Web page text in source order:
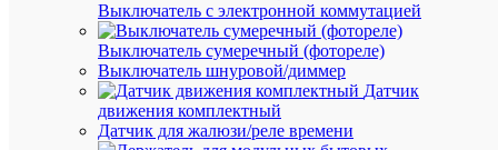
Выключатель с электронной коммутацией
Выключатель сумеречный (фотореле)
Выключатель шнуровой/диммер
Датчик
движения комплектный
Датчик для жалюзи/реле времени